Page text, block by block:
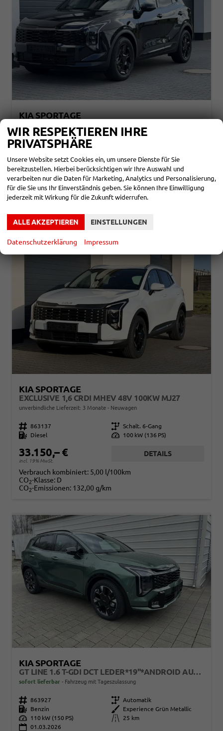
KIA SPORTAGE
unverbindliche Lieferzeit: 3 Monate Neuwagen
Kraftstoff Benzin Leistung 110 kW (150 PS)
32.590,– €
incl. 19% MwSt.
DETAILS
Verbrauch kombiniert:7,40 l/100km
CO2-Emissionen:168,00 g/km
KIA SPORTAGE
EXCLUSIVE 1,6 CRDI MHEV 48V 100KW MJ27
unverbindliche Lieferzeit: 3 Monate Neuwagen
Fahrzeugnr. 863137 Getriebe Schalt. 6-Gang
Kraftstoff
Diesel Leistung 100 kW (136 PS)
33.150,– €
incl. 19% MwSt.
DETAILS
Verbrauch kombiniert: 5,00 l/100km
CO2-Klasse: D
CO2-Emissionen: 132,00 g/km
KIA SPORTAGE
GT LINE 1.6 T-GDI DCT LEDER*19"*ANDROID AUTO*NAVI*SHZ*E-HECK*ACC*360°KAMERA
sofort lieferbar Fahrzeug mit Tageszulassung
Fahrzeugnr. 863927 Getriebe
Automatik
Kraftstoff
Benzin Außenfarbe
Experience Grün Metallic
Leistung
110 kW (150 PS) Kilometerstand
25 km
01.03.2026
WIR RESPEKTIEREN IHRE
PRIVATSPHÄRE
Unsere Website setzt Cookies ein, um unsere Dienste für Sie
bereitzustellen. Hierbei berücksichtigen wir Ihre Auswahl und
verarbeiten nur die Daten für Marketing, Analytics und Personalisierung,
für die Sie uns Ihr Einverständnis geben. Sie können Ihre Einwilligung
jederzeit mit Wirkung für die Zukunft widerrufen.
ALLE AKZEPTIEREN EINSTELLUNGEN
Datenschutzerklärung Impressum